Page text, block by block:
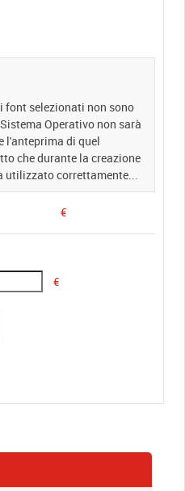
font selezionati non sono
Operativo non sarà
l'anteprima di quel
che durante la creazione
utilizzato correttamente...
€
€